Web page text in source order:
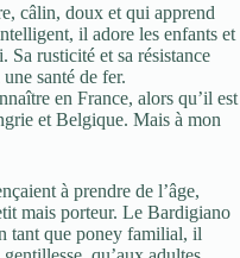
câlin, doux et qui apprend
il adore les enfants et
Sa rusticité et sa résistance
santé de fer.
en France, alors qu’il est
et Belgique. Mais à mon
à prendre de l’âge,
mais porteur. Le Bardigiano
tant que poney familial, il